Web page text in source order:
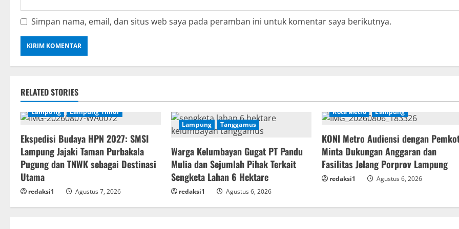
Simpan nama, email, dan situs web saya pada peramban ini untuk komentar saya berikutnya.
RELATED STORIES
Lampung Lampung Timur
Ekspedisi Budaya HPN 2027: SMSI
Lampung Jajaki Taman Purbakala
Pugung dan TNWK sebagai Destinasi
Utama
redaksi1 Agustus 7, 2026
Lampung Tanggamus
Warga Kelumbayan Gugat PT Pandu
Mulia dan Sejumlah Pihak Terkait
Sengketa Lahan 6 Hektare
redaksi1 Agustus 6, 2026
Kota Metro Lampung
KONI Metro Audiensi dengan
Minta Dukungan Anggaran dan
Fasilitas Jelang Porprov Lampung
redaksi1 Agustus 6, 2026